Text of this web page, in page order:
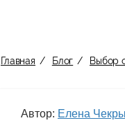
Главная / Блог / Выбор
Автор: Елена